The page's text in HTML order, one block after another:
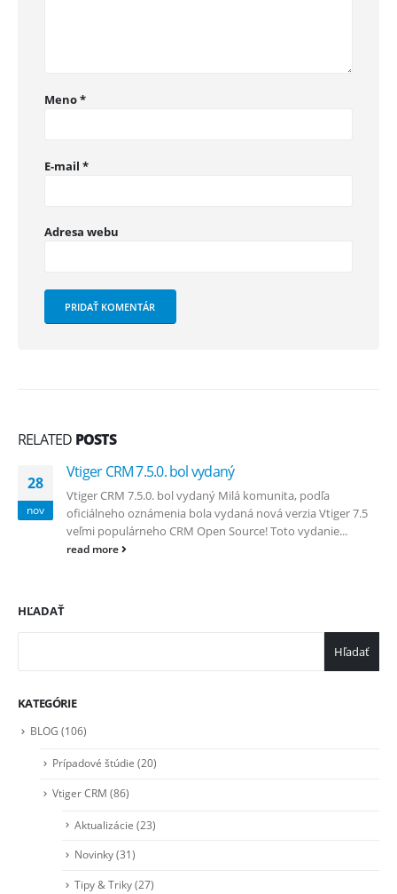
Meno*
E-mail *
Adresa webu
RELATED POSTS
28
nov
Vtiger CRM 7.5.0. bol vydaný
Vtiger CRM 7.5.0. bol vydaný Milá komunita, podľa
oficiálneho oznámenia bola vydaná nová verzia Vtiger 7.5
veľmi populárneho CRM Open Source! Toto vydanie...
read more
HĽADAŤ
Hľadať
KATEGÓRIE
BLOG (106)
Prípadové štúdie (20)
Vtiger CRM (86)
Aktualizácie (23)
Novinky(31)
Tipy & Triky(27)